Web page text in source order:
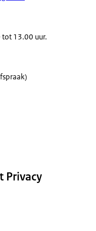
13.00 uur.
Privacy